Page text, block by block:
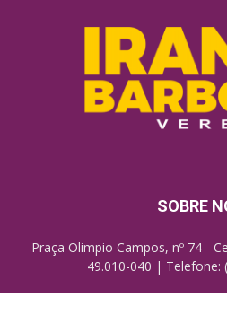
SOBRE
Praça Olimpio Campos, nº 74 -
49.010-040 | Telefone: